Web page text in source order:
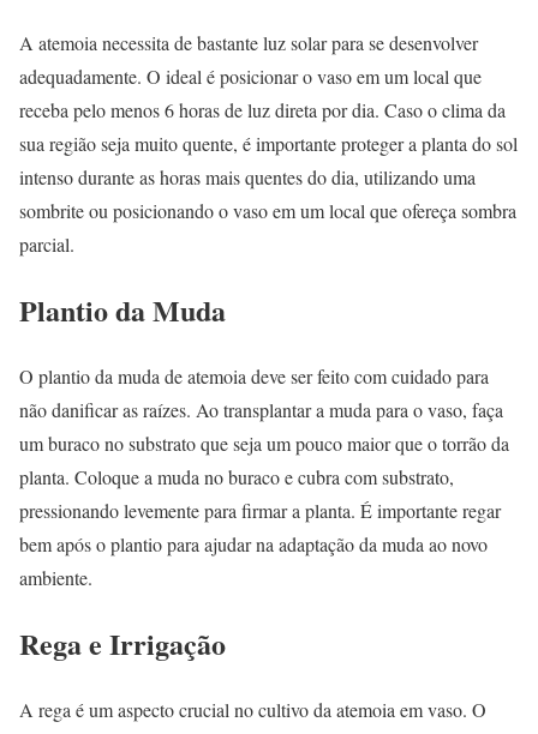
A atemoia necessita de bastante luz solar para se desenvolver
adequadamente. O ideal é posicionar o vaso em um local que
receba pelo menos 6 horas de luz direta por dia. Caso o clima da
sua região seja muito quente, é importante proteger a planta do sol
intenso durante as horas mais quentes do dia, utilizando uma
sombrite ou posicionando o vaso em um local que ofereça sombra
parcial.
Plantio da Muda
O plantio da muda de atemoia deve ser feito com cuidado para
não danificar as raízes. Ao transplantar a muda para o vaso, faça
um buraco no substrato que seja um pouco maior que o torrão da
planta. Coloque a muda no buraco e cubra com substrato,
pressionando levemente para firmar a planta. É importante regar
bem após o plantio para ajudar na adaptação da muda ao novo
ambiente.
Rega e Irrigação
A rega é um aspecto crucial no cultivo da atemoia em vaso. O